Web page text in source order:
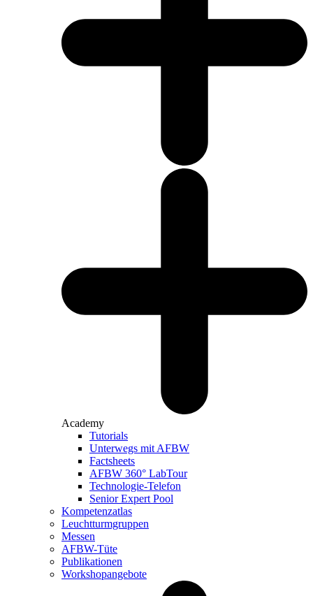
Academy
Tutorials
Unterwegs mit AFBW
Factsheets
AFBW 360° LabTour
Technologie-Telefon
Senior Expert Pool
Kompetenzatlas
Leuchtturm­gruppen
Messen
AFBW-Tüte
Publikationen
Workshopangebote